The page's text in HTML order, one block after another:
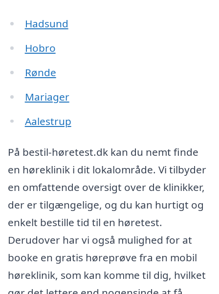
Hadsund
Hobro
Rønde
Mariager
Aalestrup
På bestil-høretest.dk kan du nemt finde
en høreklinik i dit lokalområde. Vi tilbyder
en omfattende oversigt over de klinikker,
der er tilgængelige, og du kan hurtigt og
enkelt bestille tid til en høretest.
Derudover har vi også mulighed for at
booke en gratis høreprøve fra en mobil
høreklinik, som kan komme til dig, hvilket